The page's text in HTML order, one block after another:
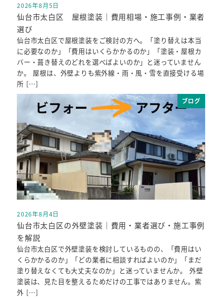
投稿日
2026年8月5日
仙台市太白区 屋根塗装｜費用相場・施工事例・業者
選び
仙台市太白区で屋根塗装をご検討の方へ。「塗り替えは本当
に必要なのか」「費用はいくらかかるのか」「塗装・屋根カ
バー・葺き替えのどれを選べばよいのか」と迷っていません
か。 屋根は、外壁よりも紫外線・雨・風・雪を直接受ける場
所 […]
ブログ
投稿日
2026年8月4日
仙台市太白区の外壁塗装｜費用・業者選び・施工事例
を解説
仙台市太白区で外壁塗装を検討しているものの、「費用はい
くらかかるのか」「どの業者に相談すればよいのか」「まだ
塗り替えなくても大丈夫なのか」と迷っていませんか。 外壁
塗装は、見た目を整えるためだけの工事ではありません。紫
外 […]